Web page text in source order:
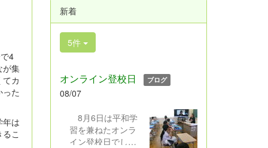
4
が集
カ
た
年は
こ
新着
5件
オンライン登校日 ブログ
08/07
8月6日は平和学
習を兼ねたオンラ
イン登校日でし